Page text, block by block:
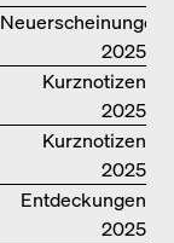
Neuerscheinungen
2025
Kurznotizen
2025
Kurznotizen
2025
Entdeckungen
2025